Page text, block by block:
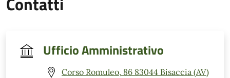
Ufficio Amministrativo
Corso Romuleo, 86 83044 Bisaccia (AV)